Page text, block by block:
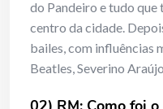
do Pandeiro e tudo
centro da cidade.
bailes, com influências
Beatles, Severino